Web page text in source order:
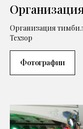
Организация
Техзор
Фотографии